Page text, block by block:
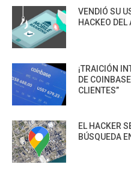
VENDIÓ SU
HACKEO
¡TRAICIÓN
DE
CLIENTES”
EL HACKER
BÚSQUEDA